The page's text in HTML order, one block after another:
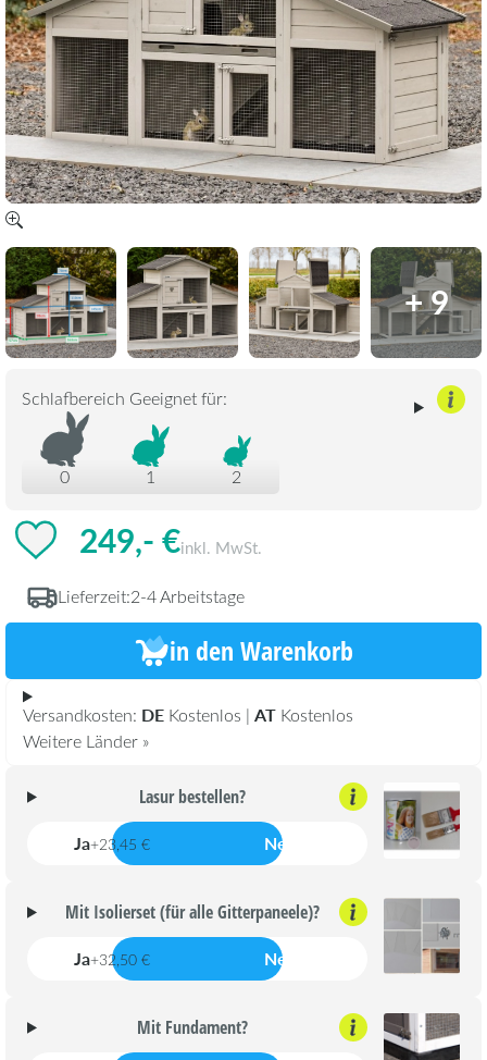
+ 9
Schlafbereich Geeignet für:
0 1 2
249,- €inkl. MwSt.
Lieferzeit:2-4 Arbeitstage
in den Warenkorb
Versandkosten: DE Kostenlos | AT Kostenlos
Weitere Länder »
Lasur bestellen?
Ja+23,45 € Nein
Mit Isolierset (für alle Gitterpaneele)?
Ja+32,50 € Nein
Mit Fundament?